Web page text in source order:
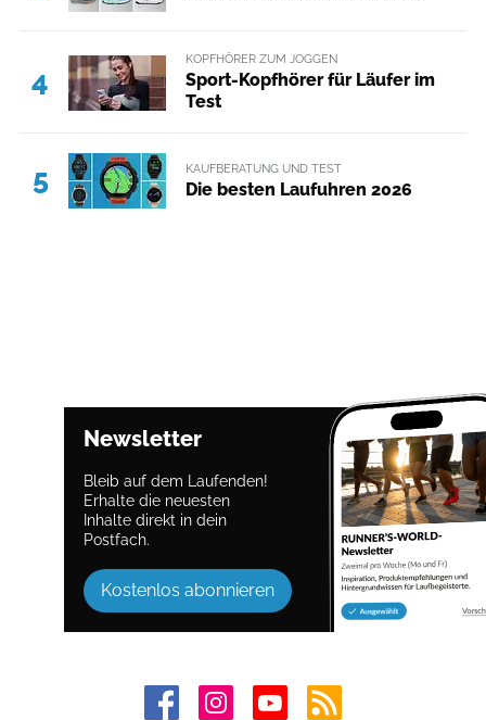
4
KOPFHÖRER ZUM JOGGEN
Sport-Kopfhörer für Läufer im
Test
5 KAUFBERATUNG UND TEST
Die besten Laufuhren 2026
Newsletter
Bleib auf dem Laufenden!
Erhalte die neuesten
Inhalte direkt in dein
Postfach.
Kostenlos abonnieren